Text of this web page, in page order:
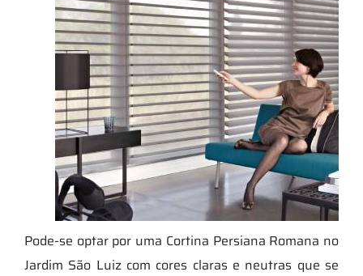
Pode-se optar por uma Cortina Persiana Romana no
Jardim São Luiz com cores claras e neutras que se